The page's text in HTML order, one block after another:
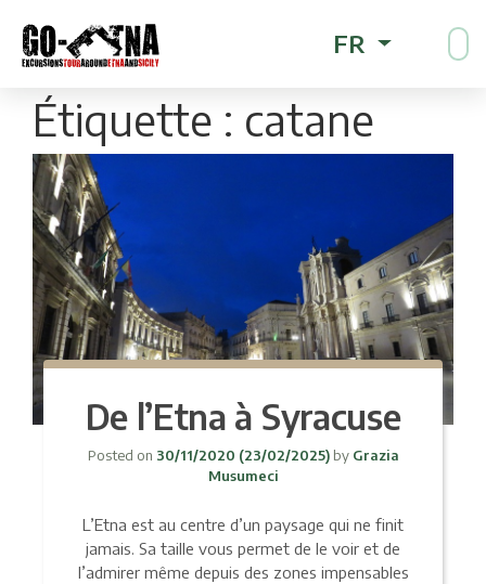
FR
Étiquette : catane
De l’Etna à Syracuse
Posted on 30/11/2020 (23/02/2025) byGrazia
Musumeci
L’Etna est au centre d’un paysage qui ne finit
jamais. Sa taille vous permet de le voir et de
l’admirer même depuis des zones impensables